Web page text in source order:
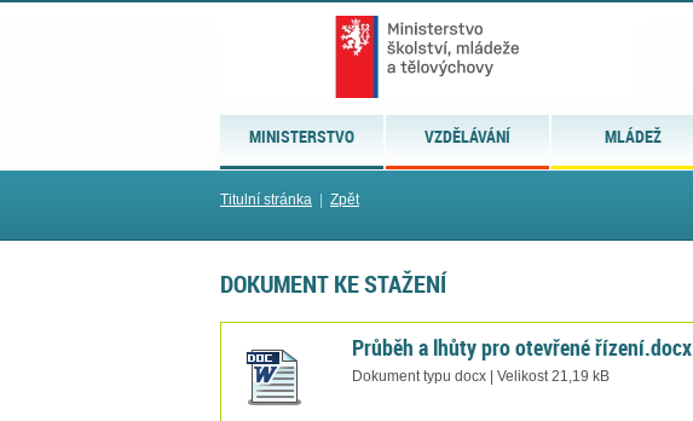
MINISTERSTVO VZDĚLÁVÁNÍ MLÁDEŽ
Titulní stránka Zpět
DOKUMENT KE STAŽENÍ
Průběh a lhůty pro otevřené řízení.docx
Dokument typu docx | Velikost 21,19 kB